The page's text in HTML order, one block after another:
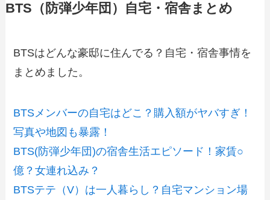
BTS（防弾少年団）自宅・宿舎まとめ
BTSはどんな豪邸に住んでる？自宅・宿舎事情を
まとめました。
BTSメンバーの自宅はどこ？購入額がヤバすぎ！
写真や地図も暴露！
BTS(防弾少年団)の宿舎生活エピソード！家賃○
億？女連れ込み？
BTSテテ（V）は一人暮らし？自宅マンション場